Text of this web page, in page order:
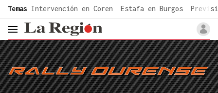
common.go-to-content
Temas Intervención en Coren Estafa en Burgos
header.menu.open